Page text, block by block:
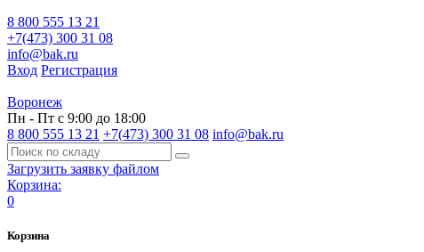
8 800 555 13 21
+7(473) 300 31 08
info@bak.ru
Вход Регистрация
Воронеж
Пн - Пт с 9:00 до 18:00
8 800 555 13 21 +7(473) 300 31 08 info@bak.ru
Загрузить заявку файлом
Корзина:
0
Корзина